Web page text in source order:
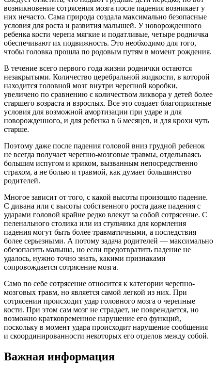
возникновение сотрясения мозга после падения возникает у
них нечасто. Сама природа создала максимально безопасные
условия для роста и развития малышей. У новорожденного
ребенка кости черепа мягкие и податливые, четыре родничка
обеспечивают их подвижность. Это необходимо для того,
чтобы головка прошла по родовым путям в момент рождения.
В течение всего первого года жизни роднички остаются
незакрытыми. Количество церебральной жидкости, в которой
находится головной мозг внутри черепной коробки,
увеличено по сравнению с количеством ликвора у детей более
старшего возраста и взрослых. Все это создает благоприятные
условия для возможной амортизации при ударе и для
новорожденного, и для ребенка в 6 месяцев, и для крохи чуть
старше.
Поэтому даже после падения головой вниз грудной ребенок
не всегда получает черепно-мозговые травмы, отделываясь
большим испугом и криком, вызванным непосредственно
страхом, а не болью и травмой, как думает большинство
родителей.
Многое зависит от того, с какой высоты произошло падение.
С дивана или с высоты собственного роста даже падения с
ударами головой крайне редко влекут за собой сотрясение. С
пеленального столика или из стульчика для кормления
падения могут быть более травматичными, а последствия
более серьезными. А потому задача родителей — максимально
обезопасить малыша, но если предотвратить падение не
удалось, нужно точно знать, какими признаками
сопровождается сотрясение мозга.
Само по себе сотрясение относится к категории черепно-
мозговых травм, но является самой легкой из них. При
сотрясении происходит удар головного мозга о черепные
кости. При этом сам мозг не страдает, не повреждается, но
возможно кратковременное нарушение его функций,
поскольку в момент удара происходит нарушение сообщения
и скоординированности некоторых его отделов между собой.
Важная информация